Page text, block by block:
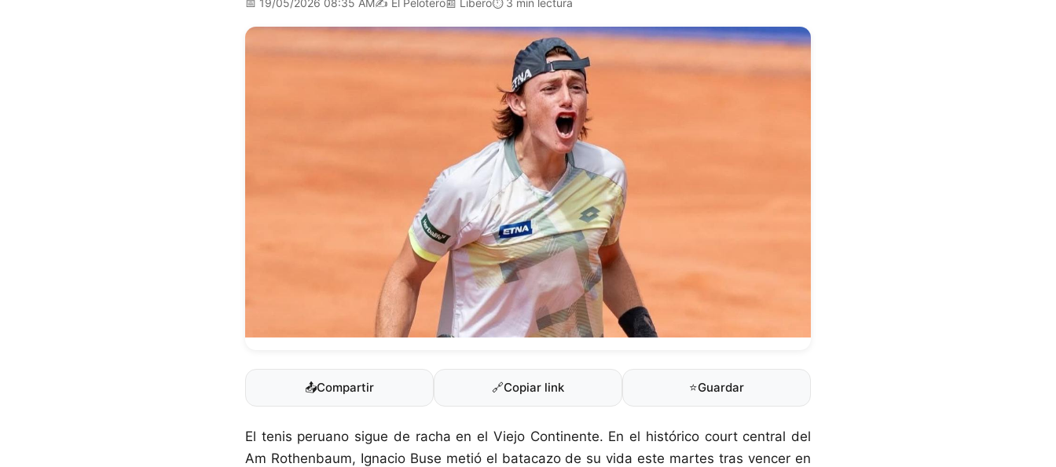
📤Compartir 🔗Copiar link ⭐Guardar
El tenis peruano sigue de racha en el Viejo Continente. En el histórico court central del
Am Rothenbaum, Ignacio Buse metió el batacazo de su vida este martes tras vencer en